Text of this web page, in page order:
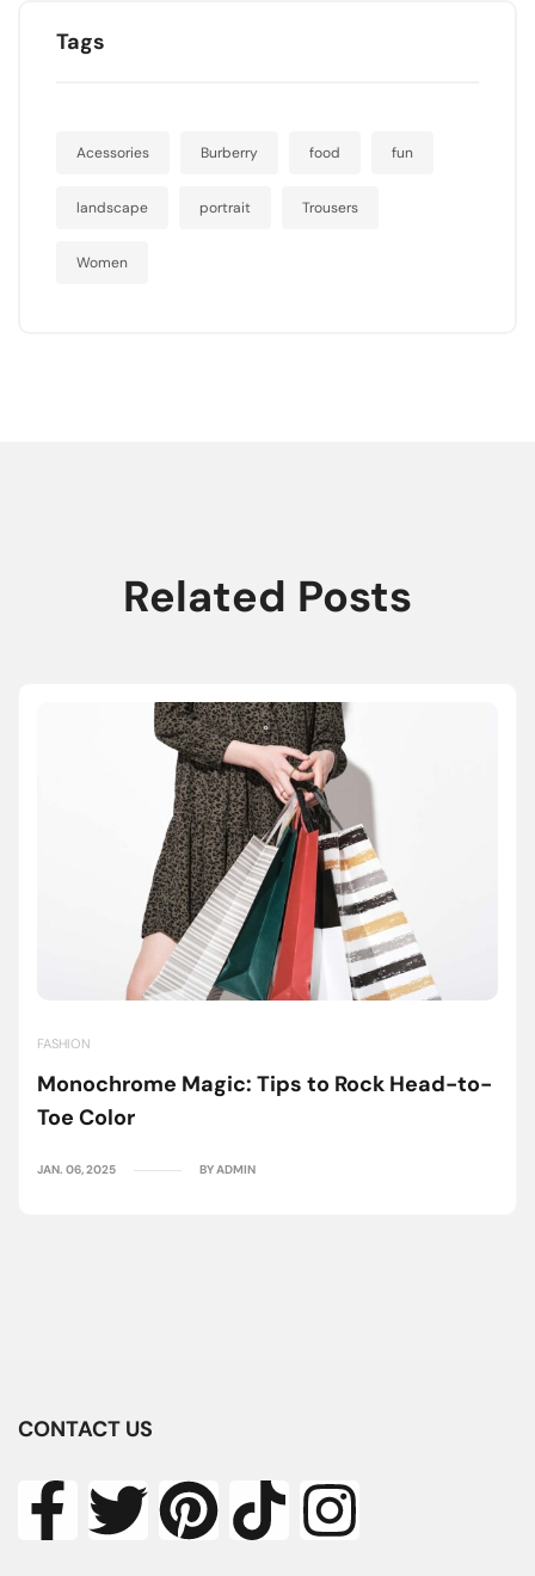
Tags
Acessories Burberry food fun
landscape portrait Trousers
Women
Related Posts
FASHION
Monochrome Magic: Tips to Rock Head-to-
Toe Color
JAN. 06, 2025 BY ADMIN
CONTACT US